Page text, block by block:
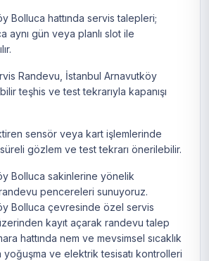
Bolluca hattında servis talepleri;
aynı gün veya planlı slot ile
Randevu, İstanbul Arnavutköy
teşhis ve test tekrarıyla kapanışı
sensör veya kart işlemlerinde
süreli gözlem ve test tekrarı önerilebilir.
Bolluca sakinlerine yönelik
pencereleri sunuyoruz.
Bolluca çevresinde özel servis
kayıt açarak randevu talep
hattında nem ve mevsimsel sıcaklık
yoğuşma ve elektrik tesisatı kontrolleri